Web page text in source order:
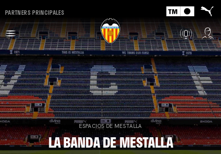
PARTNERS PRINCIPALES
ESPACIOS DE MESTALLA
LA BANDA DE MESTALLA